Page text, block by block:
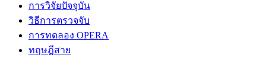
การวิจัยปัจจุบัน
วิธีการตรวจจับ
การทดลอง OPERA
ทฤษฎีสาย